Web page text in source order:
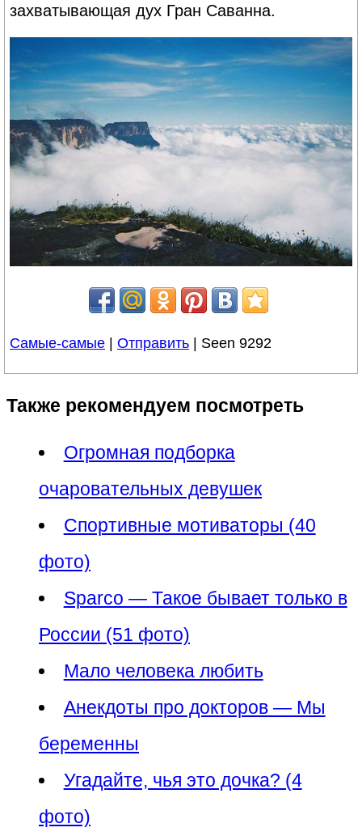
захватывающая дух Гран Саванна.
Самые-самые Отправить | Seen 9292
Также рекомендуем посмотреть
Огромная подборка
очаровательных девушек
Спортивные мотиваторы (40
фото)
Sparco — Такое бывает только в
России (51 фото)
Мало человека любить
Анекдоты про докторов — Мы
беременны
Угадайте, чья это дочка? (4
фото)